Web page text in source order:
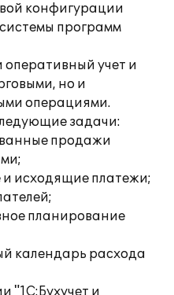
конфигурации
программ
оперативный учет и
но и
операциями.
задачи:
продажи
исходящие платежи;
планирование
календарь расхода
"1С:Бухучет и